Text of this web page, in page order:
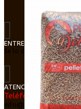
ENTREGA EN DOMICILIO
Se lo dejamos dentro de
ATENCIÓN AL CLIENTE
Teléfono: